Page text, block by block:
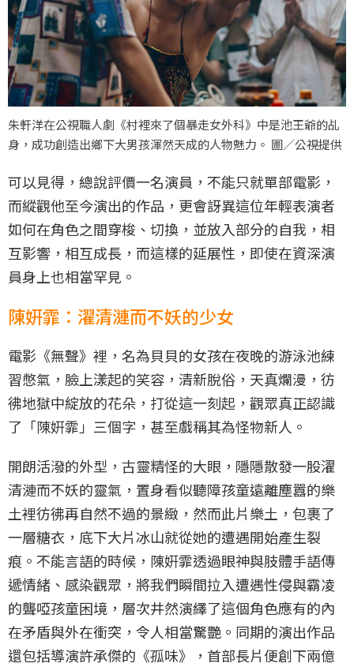
朱軒洋在公視職人劇《村裡來了個暴走女外科》中是池王爺的乩
身，成功創造出鄉下大男孩渾然天成的人物魅力。 圖／公視提供
可以見得，總說評價一名演員，不能只就單部電影，
而縱觀他至今演出的作品，更會訝異這位年輕表演者
如何在角色之間穿梭、切換，並放入部分的自我，相
互影響，相互成長，而這樣的延展性，即使在資深演
員身上也相當罕見。
陳姸霏：濯清漣而不妖的少女
電影《無聲》裡，名為貝貝的女孩在夜晚的游泳池練
習憋氣，臉上漾起的笑容，清新脫俗，天真爛漫，彷
彿地獄中綻放的花朵，打從這一刻起，觀眾真正認識
了「陳姸霏」三個字，甚至戲稱其為怪物新人。
開朗活潑的外型，古靈精怪的大眼，隱隱散發一股濯
清漣而不妖的靈氣，置身看似聽障孩童遠離塵囂的樂
土裡彷彿再自然不過的景緻，然而此片樂土，包裹了
一層糖衣，底下大片冰山就從她的遭遇開始產生裂
痕。不能言語的時候，陳姸霏透過眼神與肢體手語傳
遞情緒、感染觀眾，將我們瞬間拉入遭遇性侵與霸凌
的聾啞孩童困境，層次井然演繹了這個角色應有的內
在矛盾與外在衝突，令人相當驚艷。同期的演出作品
還包括導演許承傑的《孤味》，首部長片便創下兩億